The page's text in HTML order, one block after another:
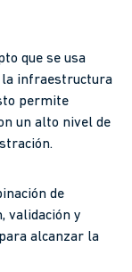
que se usa
la infraestructura
permite
un alto nivel de
de
validación y
alcanzar la